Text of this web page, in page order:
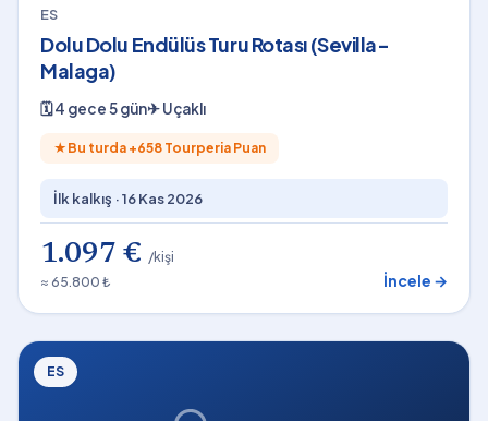
ES
Dolu Dolu Endülüs Turu Rotası (Sevilla-
Malaga)
🗓4 gece 5 gün✈Uçaklı
★ Bu turda +658 Tourperia Puan
İlk kalkış ·16 Kas 2026
1.097 € /kişi
≈ 65.800 ₺
İncele →
ES